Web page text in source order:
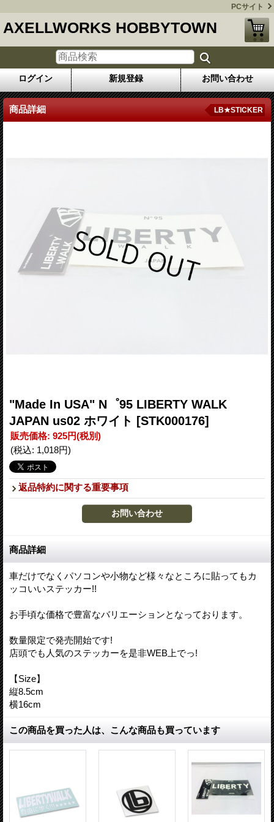
PCサイト
AXELLWORKS HOBBYTOWN
ログイン 新規登録 お問い合わせ
商品詳細 LB★STICKER
"Made In USA" N゜95 LIBERTY WALK
JAPAN us02 ホワイト [STK000176]
販売価格: 925円(税別)
(税込: 1,018円)
返品特約に関する重要事項
商品詳細
車だけでなくパソコンや小物など様々なところに貼ってもカ
ッコいいステッカー!!
お手頃な価格で豊富なバリエーションとなっております。
数量限定で発売開始です!
店頭でも人気のステッカーを是非WEB上でっ!
【Size】
縦8.5cm
横16cm
この商品を買った人は、こんな商品も買っています